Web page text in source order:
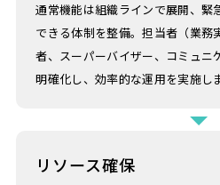
通常機能は組織ラインで展開、緊
できる体制を整備。担当者（業務
者、スーパーバイザー、コミュニ
明確化し、効率的な運用を実施しま
リソース確保